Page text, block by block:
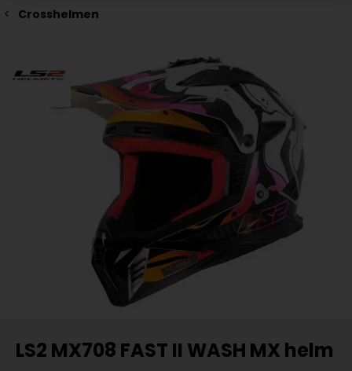
Crosshelmen
LS2 MX708 FAST II WASH MX helm